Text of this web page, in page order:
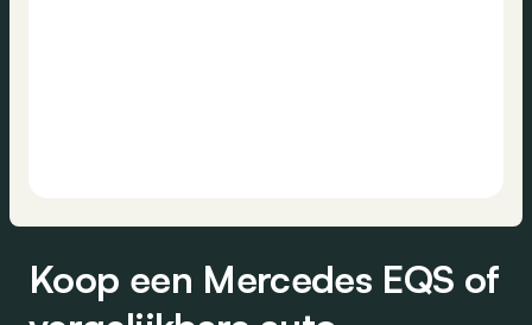
Koop een Mercedes EQS of